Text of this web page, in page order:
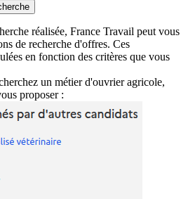
réalisée, France Travail peut vous
de recherche d'offres. Ces
en fonction des critères que vous
un métier d'ouvrier agricole,
proposer :